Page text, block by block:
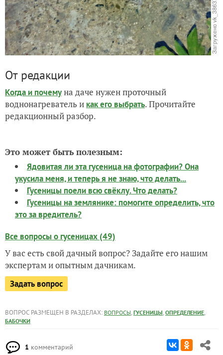
От редакции
Когда и почемуна даче нужен проточный
воднонагреватель и как его выбрать. Прочитайте
редакционный разбор.
Это может быть полезным:
Ядовитая ли эта гусеница на фотографии? Она
укусила меня, и теперь я не знаю, что делать...
Гусеницы поели всю свёклу. Что делать?
Гусеницы на землянике: помогите определить, что
это за вредитель?
Все вопросы о гусеницах (49)
У вас есть свой дачный вопрос? Задайте его нашим
экспертам и опытным дачникам.
Задать вопрос
ВОПРОС РАЗМЕЩЕН В РАЗДЕЛАХ: ВОПРОСЫ, ГУСЕНИЦЫ, ОПРЕДЕЛЕНИЕ,
БАБОЧКИ
1 комментарий